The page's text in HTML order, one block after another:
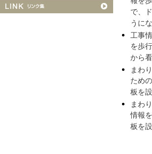
で、
うに
工事
を歩
から
まわ
ため
板を
まわ
情報
板を